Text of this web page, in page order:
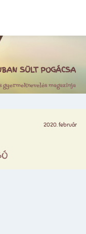
SÜLT POGÁCSA
magazinja
2020. február